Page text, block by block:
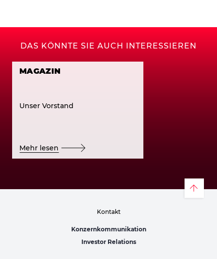
DAS KÖNNTE SIE AUCH INTERESSIEREN
MAGAZIN
Unser Vorstand
Mehr lesen
Kontakt
Konzernkommunikation
Investor Relations